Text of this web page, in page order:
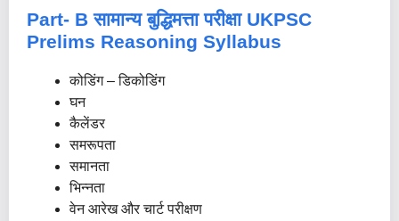
Part- B सामान्य बुद्धिमत्ता परीक्षा UKPSC
Prelims Reasoning Syllabus
कोडिंग – डिकोडिंग
घन
कैलेंडर
समरूपता
समानता
भिन्नता
वेन आरेख और चार्ट परीक्षण